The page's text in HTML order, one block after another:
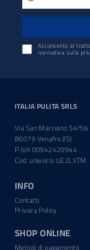
Acconsento al
normativa sulla
ITALIA PULITA SRLS
Via San Marciano 54/56
86079 Venafro (IS)
P.IVA 00942420944
Cod. univoco: UE2LXTM
INFO
Contatti
Privacy Policy
SHOP ONLINE